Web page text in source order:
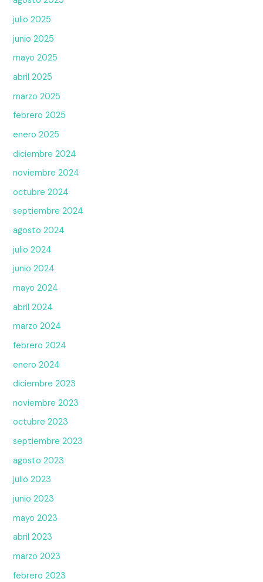
julio 2025
junio 2025
mayo 2025
abril 2025
marzo 2025
febrero 2025
enero 2025
diciembre 2024
noviembre 2024
octubre 2024
septiembre 2024
agosto 2024
julio 2024
junio 2024
mayo 2024
abril 2024
marzo 2024
febrero 2024
enero 2024
diciembre 2023
noviembre 2023
octubre 2023
septiembre 2023
agosto 2023
julio 2023
junio 2023
mayo 2023
abril 2023
marzo 2023
febrero 2023